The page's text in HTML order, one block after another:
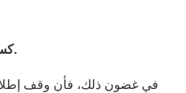
كسر الحلقة المفرغة من العسكرة.
في غضون ذلك، فأن وقف إطلاق